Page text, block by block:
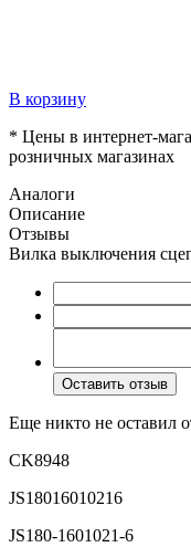
В корзину
* Цены в интернет-
розничных магазинах
Аналоги
Описание
Отзывы
Вилка выключения
Оставить отзыв
Еще никто не оставил
CK8948
JS18016010216
JS180-1601021-6